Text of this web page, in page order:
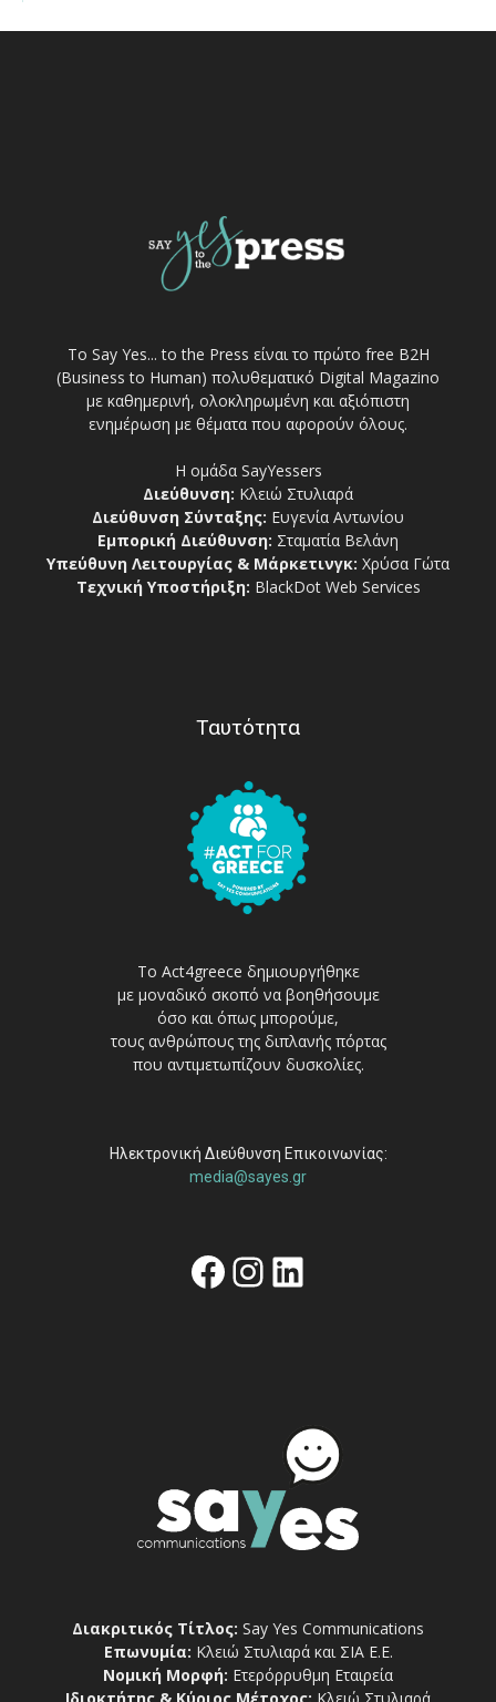
Το Say Yes... to the Press είναι το πρώτο free Β2Η
(Business to Human) πολυθεματικό Digital Magazino
με καθημερινή, ολοκληρωμένη και αξιόπιστη
ενημέρωση με θέματα που αφορούν όλους.
Η ομάδα SayYessers
Διεύθυνση: Κλειώ Στυλιαρά
Διεύθυνση Σύνταξης: Ευγενία Αντωνίου
Εμπορική Διεύθυνση: Σταματία Βελάνη
Υπεύθυνη Λειτουργίας & Μάρκετινγκ: Χρύσα Γώτα
Τεχνική Υποστήριξη: BlackDot Web Services
Ταυτότητα
Το Act4greece δημιουργήθηκε
με μοναδικό σκοπό να βοηθήσουμε
όσο και όπως μπορούμε,
τους ανθρώπους της διπλανής πόρτας
που αντιμετωπίζουν δυσκολίες.
Ηλεκτρονική Διεύθυνση Επικοινωνίας:
media@sayes.gr
Facebook
Instagram
Linkedin
Διακριτικός Τίτλος: Say Yes Communications
Επωνυμία: Κλειώ Στυλιαρά και ΣΙΑ Ε.Ε.
Νομική Μορφή: Ετερόρρυθμη Εταιρεία